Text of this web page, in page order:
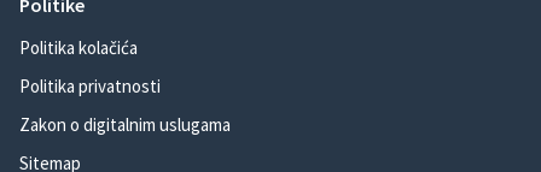
Politike
Politika kolačića
Politika privatnosti
Zakon o digitalnim uslugama
Sitemap